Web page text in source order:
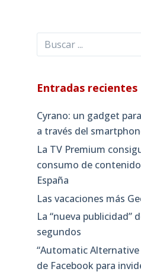
Buscar
Entradas recientes
Cyrano: un gadget
a través del
La TV Premium
consumo de
España
Las vacaciones más
La “nueva publicidad”
segundos
“Automatic
de Facebook para